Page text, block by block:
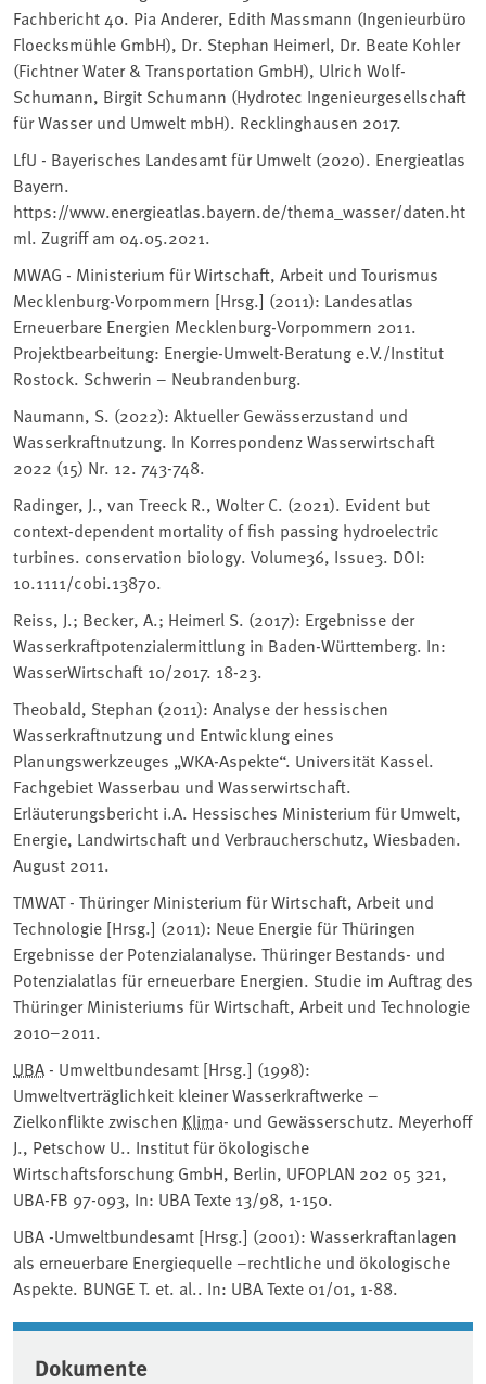
Fachbericht 40. Pia Anderer, Edith Massmann (Ingenieurbüro
Floecksmühle GmbH), Dr. Stephan Heimerl, Dr. Beate Kohler
(Fichtner Water & Transportation GmbH), Ulrich Wolf-
Schumann, Birgit Schumann (Hydrotec Ingenieurgesellschaft
für Wasser und Umwelt mbH). Recklinghausen 2017.
LfU - Bayerisches Landesamt für Umwelt (2020). Energieatlas
Bayern.
https://www.energieatlas.bayern.de/thema_wasser/daten.ht
ml. Zugriff am 04.05.2021.
MWAG - Ministerium für Wirtschaft, Arbeit und Tourismus
Mecklenburg-Vorpommern [Hrsg.] (2011): Landesatlas
Erneuerbare Energien Mecklenburg-Vorpommern 2011.
Projektbearbeitung: Energie-Umwelt-Beratung e.V./Institut
Rostock. Schwerin – Neubrandenburg.
Naumann, S. (2022): Aktueller Gewässerzustand und
Wasserkraftnutzung. In Korrespondenz Wasserwirtschaft
2022 (15) Nr. 12. 743-748.
Radinger, J., van Treeck R., Wolter C. (2021). Evident but
context-dependent mortality of fish passing hydroelectric
turbines. conservation biology. Volume36, Issue3. DOI:
10.1111/cobi.13870.
Reiss, J.; Becker, A.; Heimerl S. (2017): Ergebnisse der
Wasserkraftpotenzialermittlung in Baden-Württemberg. In:
WasserWirtschaft 10/2017. 18-23.
Theobald, Stephan (2011): Analyse der hessischen
Wasserkraftnutzung und Entwicklung eines
Planungswerkzeuges „WKA-Aspekte“. Universität Kassel.
Fachgebiet Wasserbau und Wasserwirtschaft.
Erläuterungsbericht i.A. Hessisches Ministerium für Umwelt,
Energie, Landwirtschaft und Verbraucherschutz, Wiesbaden.
August 2011.
TMWAT - Thüringer Ministerium für Wirtschaft, Arbeit und
Technologie [Hrsg.] (2011): Neue Energie für Thüringen
Ergebnisse der Potenzialanalyse. Thüringer Bestands- und
Potenzialatlas für erneuerbare Energien. Studie im Auftrag des
Thüringer Ministeriums für Wirtschaft, Arbeit und Technologie
2010–2011.
UBA - Umweltbundesamt [Hrsg.] (1998):
Umweltverträglichkeit kleiner Wasserkraftwerke –
Zielkonflikte zwischen Klima- und Gewässerschutz. Meyerhoff
J., Petschow U.. Institut für ökologische
Wirtschaftsforschung GmbH, Berlin, UFOPLAN 202 05 321,
UBA-FB 97-093, In: UBA Texte 13/98, 1-150.
UBA -Umweltbundesamt [Hrsg.] (2001): Wasserkraftanlagen
als erneuerbare Energiequelle –rechtliche und ökologische
Aspekte. BUNGE T. et. al.. In: UBA Texte 01/01, 1-88.
Associated content
Dokumente